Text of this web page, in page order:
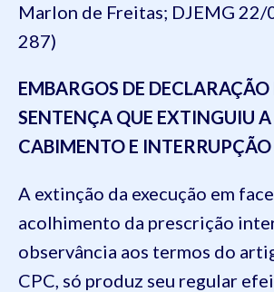
Marlon de Freitas; DJEMG 22/
287)
EMBARGOS DE DECLARAÇÃO
SENTENÇA QUE EXTINGUIU
CABIMENTO E
A extinção da execução em
acolhimento da prescrição
observância aos termos do
CPC, só produz seu regular